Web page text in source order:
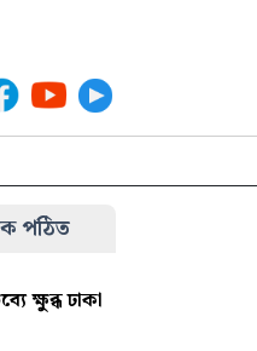
পঠিত
ক্ষুব্ধ ঢাকা